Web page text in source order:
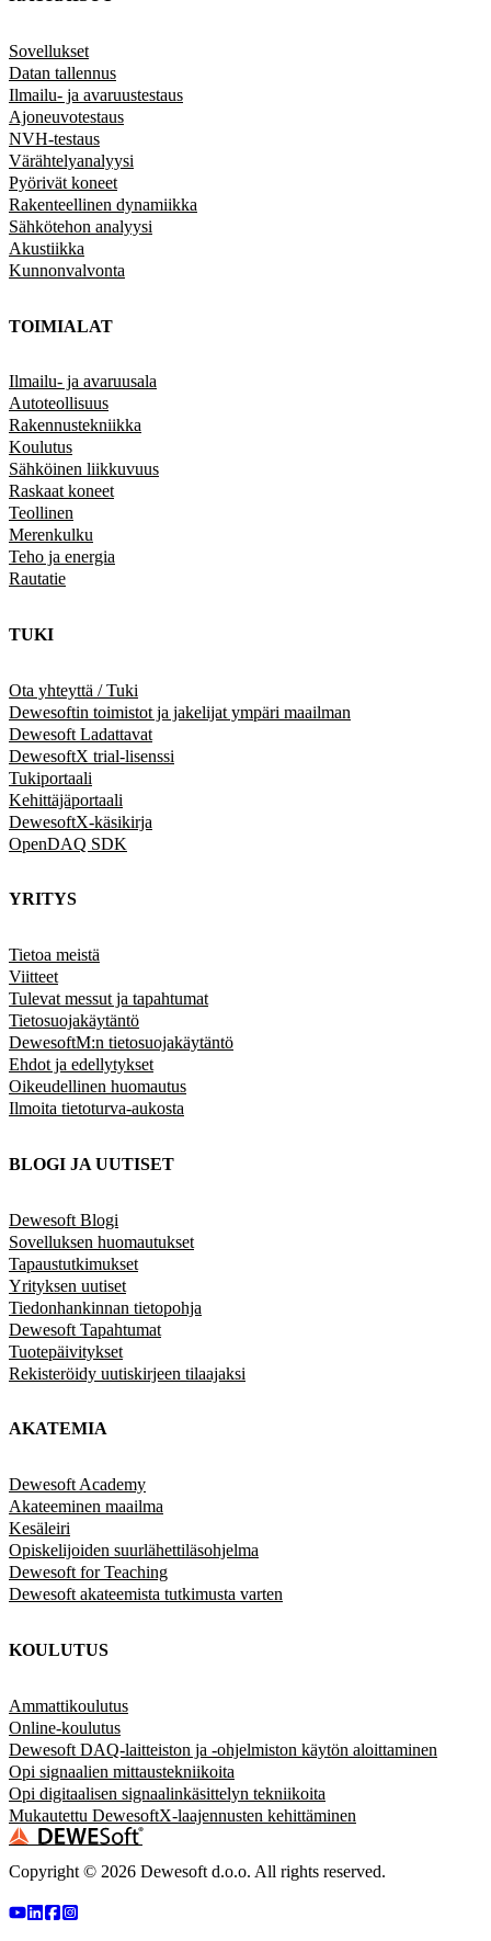
Sovellukset
Datan tallennus
Ilmailu- ja avaruustestaus
Ajoneuvotestaus
NVH-testaus
Värähtelyanalyysi
Pyörivät koneet
Rakenteellinen dynamiikka
Sähkötehon analyysi
Akustiikka
Kunnonvalvonta
TOIMIALAT
Ilmailu- ja avaruusala
Autoteollisuus
Rakennustekniikka
Koulutus
Sähköinen liikkuvuus
Raskaat koneet
Teollinen
Merenkulku
Teho ja energia
Rautatie
TUKI
Ota yhteyttä / Tuki
Dewesoftin toimistot ja jakelijat ympäri maailman
Dewesoft Ladattavat
DewesoftX trial-lisenssi
Tukiportaali
Kehittäjäportaali
DewesoftX-käsikirja
OpenDAQ SDK
YRITYS
Tietoa meistä
Viitteet
Tulevat messut ja tapahtumat
Tietosuojakäytäntö
DewesoftM:n tietosuojakäytäntö
Ehdot ja edellytykset
Oikeudellinen huomautus
Ilmoita tietoturva-aukosta
BLOGI JA UUTISET
Dewesoft Blogi
Sovelluksen huomautukset
Tapaustutkimukset
Yrityksen uutiset
Tiedonhankinnan tietopohja
Dewesoft Tapahtumat
Tuotepäivitykset
Rekisteröidy uutiskirjeen tilaajaksi
AKATEMIA
Dewesoft Academy
Akateeminen maailma
Kesäleiri
Opiskelijoiden suurlähettiläsohjelma
Dewesoft for Teaching
Dewesoft akateemista tutkimusta varten
KOULUTUS
Ammattikoulutus
Online-koulutus
Dewesoft DAQ-laitteiston ja -ohjelmiston käytön aloittaminen
Opi signaalien mittaustekniikoita
Opi digitaalisen signaalinkäsittelyn tekniikoita
Mukautettu DewesoftX-laajennusten kehittäminen
Copyright © 2026 Dewesoft d.o.o. All rights reserved.